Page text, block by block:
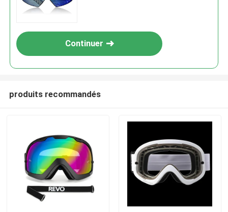
Maison
Continuer
produits recommandés